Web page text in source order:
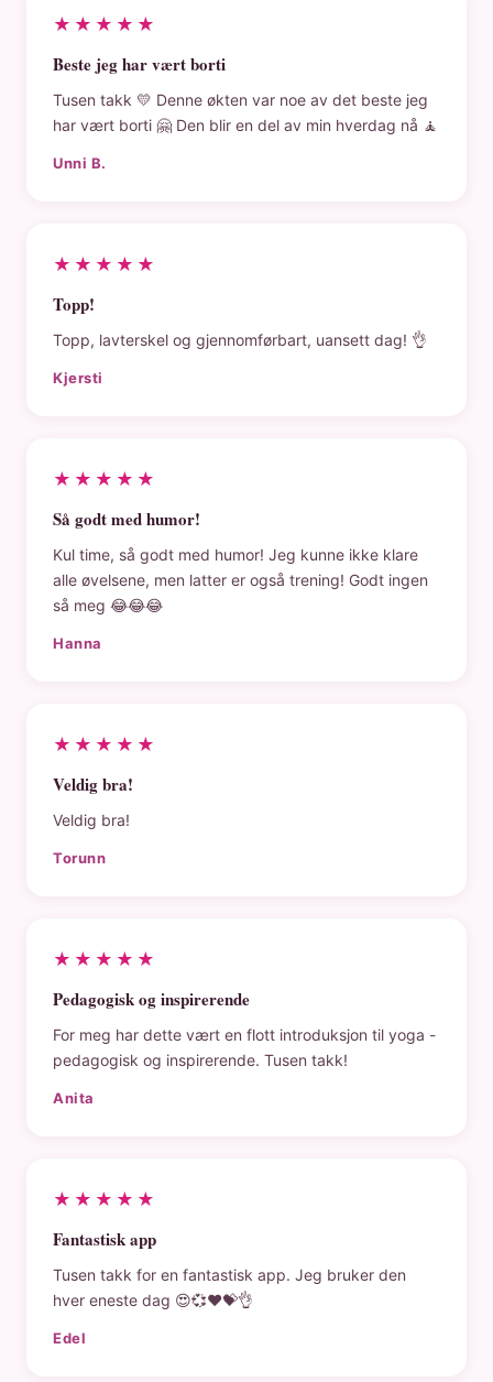
★★★★★
Beste jeg har vært borti
Tusen takk 💛 Denne økten var noe av det beste jeg
har vært borti 🤗 Den blir en del av min hverdag nå 🧘
Unni B.
★★★★★
Topp!
Topp, lavterskel og gjennomførbart, uansett dag! 👌
Kjersti
★★★★★
Så godt med humor!
Kul time, så godt med humor! Jeg kunne ikke klare
alle øvelsene, men latter er også trening! Godt ingen
så meg 😂😂😂
Hanna
★★★★★
Veldig bra!
Veldig bra!
Torunn
★★★★★
Pedagogisk og inspirerende
For meg har dette vært en flott introduksjon til yoga -
pedagogisk og inspirerende. Tusen takk!
Anita
★★★★★
Fantastisk app
Tusen takk for en fantastisk app. Jeg bruker den
hver eneste dag 😍💞❤️💝👌
Edel